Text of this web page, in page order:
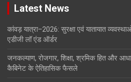
Latest News
कांवड़ यात्रा–2026: सुरक्षा एवं यातायात
एडीजी लॉ एंड ऑर्डर
जनकल्याण, रोजगार, शिक्षा, श्रमिक हित और
कैबिनेट के ऐतिहासिक फैसले